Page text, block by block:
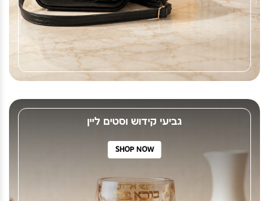
גביעי קידוש וסטים ליין
SHOP NOW